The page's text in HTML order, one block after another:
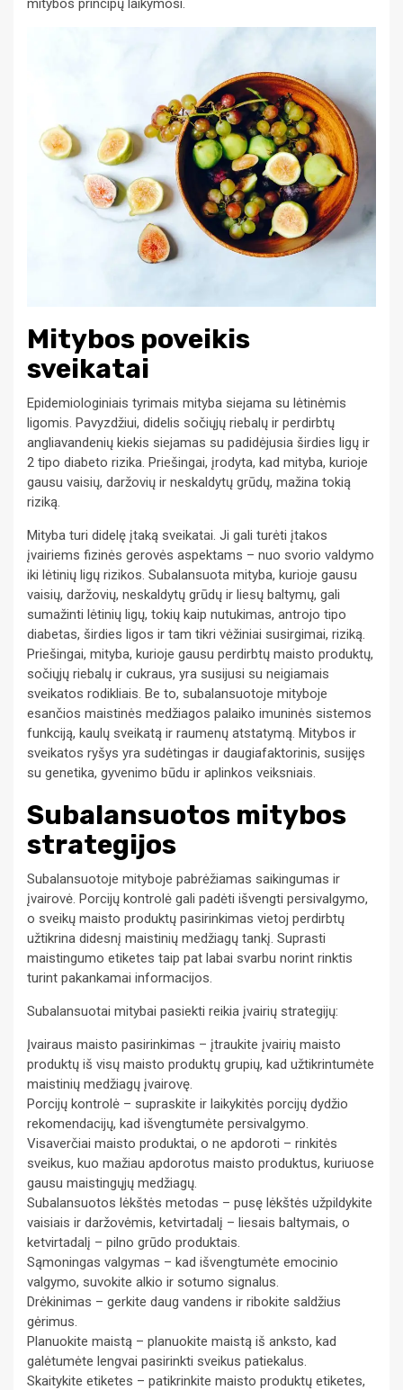
mitybos principų laikymosi.
Mitybos poveikis
sveikatai
Epidemiologiniais tyrimais mityba siejama su lėtinėmis
ligomis. Pavyzdžiui, didelis sočiųjų riebalų ir perdirbtų
angliavandenių kiekis siejamas su padidėjusia širdies ligų ir
2 tipo diabeto rizika. Priešingai, įrodyta, kad mityba, kurioje
gausu vaisių, daržovių ir neskaldytų grūdų, mažina tokią
riziką.
Mityba turi didelę įtaką sveikatai. Ji gali turėti įtakos
įvairiems fizinės gerovės aspektams – nuo svorio valdymo
iki lėtinių ligų rizikos. Subalansuota mityba, kurioje gausu
vaisių, daržovių, neskaldytų grūdų ir liesų baltymų, gali
sumažinti lėtinių ligų, tokių kaip nutukimas, antrojo tipo
diabetas, širdies ligos ir tam tikri vėžiniai susirgimai, riziką.
Priešingai, mityba, kurioje gausu perdirbtų maisto produktų,
sočiųjų riebalų ir cukraus, yra susijusi su neigiamais
sveikatos rodikliais. Be to, subalansuotoje mityboje
esančios maistinės medžiagos palaiko imuninės sistemos
funkciją, kaulų sveikatą ir raumenų atstatymą. Mitybos ir
sveikatos ryšys yra sudėtingas ir daugiafaktorinis, susijęs
su genetika, gyvenimo būdu ir aplinkos veiksniais.
Subalansuotos mitybos
strategijos
Subalansuotoje mityboje pabrėžiamas saikingumas ir
įvairovė. Porcijų kontrolė gali padėti išvengti persivalgymo,
o sveikų maisto produktų pasirinkimas vietoj perdirbtų
užtikrina didesnį maistinių medžiagų tankį. Suprasti
maistingumo etiketes taip pat labai svarbu norint rinktis
turint pakankamai informacijos.
Subalansuotai mitybai pasiekti reikia įvairių strategijų:
Įvairaus maisto pasirinkimas – įtraukite įvairių maisto
produktų iš visų maisto produktų grupių, kad užtikrintumėte
maistinių medžiagų įvairovę.
Porcijų kontrolė – supraskite ir laikykitės porcijų dydžio
rekomendacijų, kad išvengtumėte persivalgymo.
Visaverčiai maisto produktai, o ne apdoroti – rinkitės
sveikus, kuo mažiau apdorotus maisto produktus, kuriuose
gausu maistingųjų medžiagų.
Subalansuotos lėkštės metodas – pusę lėkštės užpildykite
vaisiais ir daržovėmis, ketvirtadalį – liesais baltymais, o
ketvirtadalį – pilno grūdo produktais.
Sąmoningas valgymas – kad išvengtumėte emocinio
valgymo, suvokite alkio ir sotumo signalus.
Drėkinimas – gerkite daug vandens ir ribokite saldžius
gėrimus.
Planuokite maistą – planuokite maistą iš anksto, kad
galėtumėte lengvai pasirinkti sveikus patiekalus.
Skaitykite etiketes – patikrinkite maisto produktų etiketes,